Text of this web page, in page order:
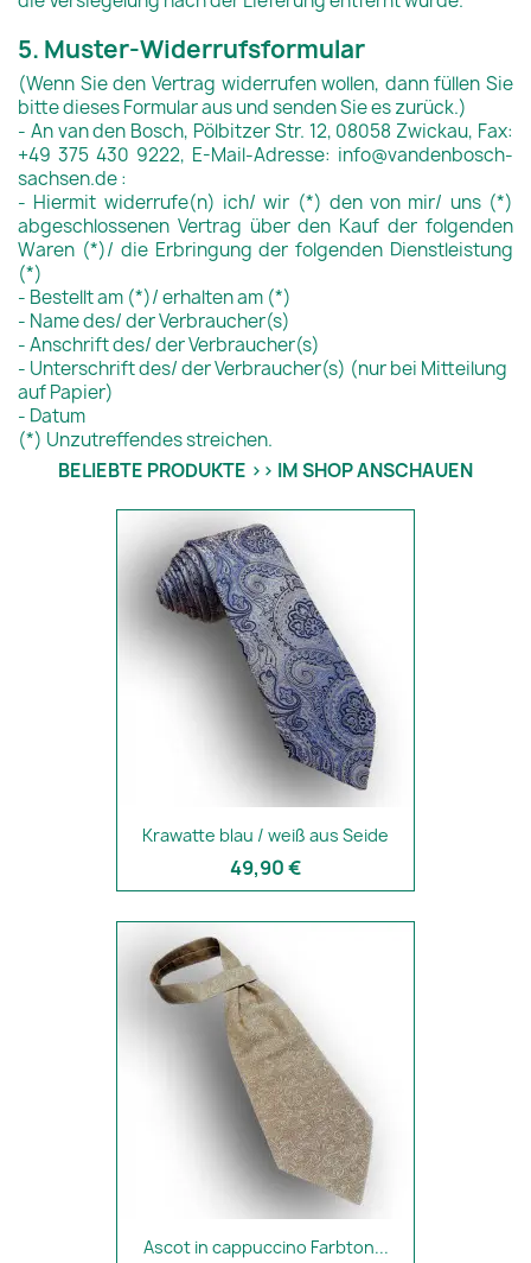
5. Muster-Widerrufsformular
(Wenn Sie den Vertrag widerrufen wollen, dann füllen Sie
bitte dieses Formular aus und senden Sie es zurück.)
- An van den Bosch, Pölbitzer Str. 12, 08058 Zwickau, Fax:
+49 375 430 9222, E-Mail-Adresse: info@vandenbosch-
sachsen.de :
- Hiermit widerrufe(n) ich/ wir (*) den von mir/ uns (*)
abgeschlossenen Vertrag über den Kauf der folgenden
Waren (*)/ die Erbringung der folgenden Dienstleistung
(*)
- Bestellt am (*)/ erhalten am (*)
- Name des/ der Verbraucher(s)
- Anschrift des/ der Verbraucher(s)
- Unterschrift des/ der Verbraucher(s) (nur bei Mitteilung
auf Papier)
- Datum
(*) Unzutreffendes streichen.
BELIEBTE PRODUKTE >> IM SHOP ANSCHAUEN
Krawatte blau / weiß aus Seide
49,90 €
Ascot in cappuccino Farbton...